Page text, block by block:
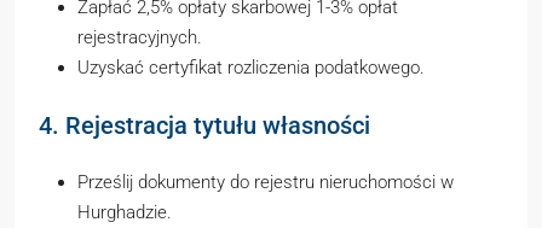
Zapłać 2,5% opłaty skarbowej 1-3% opłat
rejestracyjnych.
Uzyskać certyfikat rozliczenia podatkowego.
4. Rejestracja tytułu własności
Prześlij dokumenty do rejestru nieruchomości w
Hurghadzie.